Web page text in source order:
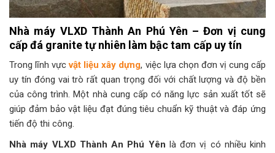
Nhà máy VLXD Thành An Phú Yên – Đơn vị cung
cấp đá granite tự nhiên làm bậc tam cấp uy tín
Trong lĩnh vựcvật liệu xây dựng, việc lựa chọn đơn vị cung cấp
uy tín đóng vai trò rất quan trọng đối với chất lượng và độ bền
của công trình. Một nhà cung cấp có năng lực sản xuất tốt sẽ
giúp đảm bảo vật liệu đạt đúng tiêu chuẩn kỹ thuật và đáp ứng
tiến độ thi công.
Nhà máy VLXD Thành An Phú Yên là đơn vị có nhiều kinh